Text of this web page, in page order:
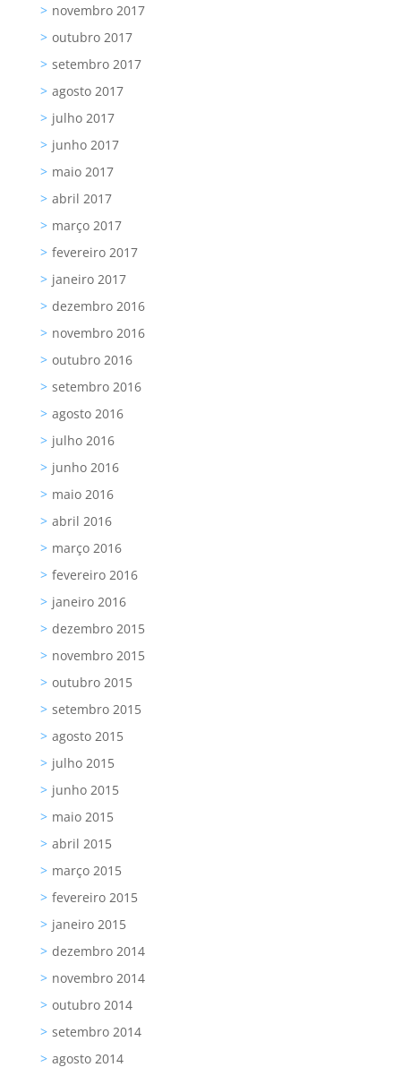
novembro 2017
outubro 2017
setembro 2017
agosto 2017
julho 2017
junho 2017
maio 2017
abril 2017
março 2017
fevereiro 2017
janeiro 2017
dezembro 2016
novembro 2016
outubro 2016
setembro 2016
agosto 2016
julho 2016
junho 2016
maio 2016
abril 2016
março 2016
fevereiro 2016
janeiro 2016
dezembro 2015
novembro 2015
outubro 2015
setembro 2015
agosto 2015
julho 2015
junho 2015
maio 2015
abril 2015
março 2015
fevereiro 2015
janeiro 2015
dezembro 2014
novembro 2014
outubro 2014
setembro 2014
agosto 2014